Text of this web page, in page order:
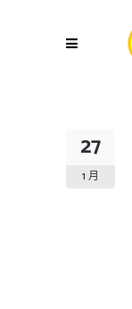
27
1 月